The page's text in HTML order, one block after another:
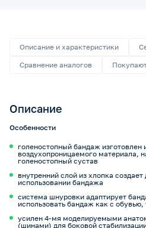
Описание и характеристики
Сравнение аналогов
Описание
Особенности
голеностопный бандаж изготовлен
воздухопроницаемого материала,
голеностопный сустав
внутренний слой из хлопка
использовании бандажа
система шнуровки адаптирует
использовать бандаж как с обувью,
усилен 4-мя моделируемыми
(шинами) для боковой